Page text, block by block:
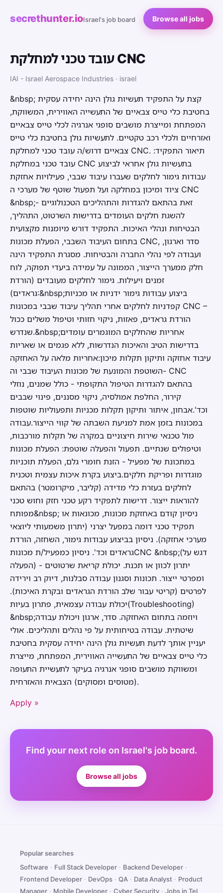
secrethunter.ioIsrael's job board Browse all jobs
עובד טכני למחלקת CNC
IAI - Israel Aerospace Industries · israel
&nbsp; קצת על התפקיד תעשיות גולן הינה יחידה עסקית
בחטיבת כלי טייס צבאיים של התעשייה האווירית, המשווקת,
המפתחת ומייצרת מושבים סופגי אנרגיה לכלי טייס צבאיים
ואזרחיים ולכלי רכב טקטיים. לתעשיות גולן בחטיבת כלי טייס
צבאיים דרוש/ה עובד טכני למחלקת CNC. תיאור התפקיד:
עובד טכני במחלקת CNC בתעשיות גולן אחראי לביצוע
עבודות גימור לחלקים שעברו עיבוד שבבי, פעילויות אחזקת
ציוד ומיכון במחלקה ועל תפעול שוטף של מערכי ה CNC
&nbsp;- זאת בהתאם להגדרות והתהליכים הטכנולוגיים
להשגת חלקים העומדים בדרישות השרטוט, התהליך,
הבטיחות ונהלי האיכות. התפקיד דורש מיומנות מקצועית
בתחום העיבוד השבבי, הפעלת מכונות CNC, סדר וארגון,
ועבודה לפי נהלי החברה והבטיחות. מסגרת התפקיד הינה
חלק ממערך הייצור, הממונה על עמידה ביעדי תפוקה, לוח
זמנים ויעילות. גימור לחלקים מעובדים (הורדת
גראדים):&nbsp;ביצוע עבודות גימור ידניות או מכניות
קפדניות לחלקים אחרי תהליך עיבוד שבבי במכונות CNC –
הורדת גראדים, פאזות, ניקוי חזותי וטיפול משלים ככול
שנדרש.&nbsp;אחריות שהחלקים המוגמרים עומדים
בדרישות הטיב והאיכות הנדרשות, ללא פגמים או שאריות
עיבוד אחזקה ותיקון תקלות מיכון:אחריות מלאה על האחזקה
השוטפת והמונעת של מכונות העיבוד שבבי וה- CNC
בהתאם להגדרות הטיפול התקופתי - כולל שמנים, נוזלי
קירור, החלפת אמולסיה, ניקוי מסננים, פינוי שבבים
וכד'.אבחון, איתור ותיקון תקלות מכניות ותפעוליות שוטפות
במכונות בזמן אמת למניעת השבתה של קווי הייצור.עבודה
מול טכנאי שירות חיצוניים במקרה של תקלות מורכבות,
וטיפולים שנתיים. תפעול והפעלה שוטפת: הפעלת מכונות
במתכונת של מפעיל - הזנת חומרי גלם, הפעלת תוכניות
מוגדרות ופריקת חלקים.ביצוע בקרת איכות עצמית וטכנית
לחלקים בעזרת כלי מדידה (קליבר, מיקרומטר) בהתאם
להוראות ייצור. דרישות לתפקיד רקע טכני חזק וחוש טכני
מפותח&nbsp; ניסיון קודם באחזקת מכונות, מכונאות או
תפקיד טכני דומה במפעל יצרני (יתרון משמעותי ליוצאי
מערכי אחזקה). ניסיון בביצוע עבודות גימור, השחזה, הורדת
גראדים וכד'. ניסיון כמפעיל/ת מכונותCNC &nbsp;(דגש על
הפעלה) - יתרון לכוון או תכנת. יכולת קריאת שרטוטים
ומפרטי ייצור. תכונות וסגנון עבודה סבלנות, דיוק רב וירידה
לפרטים (קריטי עבור שלב הורדת הגראדים ובקרת האיכות).
יכולת עבודה עצמאית, פתרון בעיות(Troubleshooting)
&nbsp;ויוזמה בתחום האחזקה. סדר, ארגון ויכולת עבודה
שיטתית. עבודה בטיחותית על פי נהלים ותהליכים. אולי
יעניין אותך לדעת תעשיות גולן הינה יחידה עסקית בחטיבת
כלי טייס צבאיים של התעשייה האווירית, המפתחת, מייצרת
ומשווקת מושבים סופגי אנרגיה בעיקר לתעשיית התעופה
(מטוסים ומסוקים) הצבאית והאזרחית.
Apply »
Find your next role on Israel's job board.
Browse all jobs
Popular searches
Software · Full Stack Developer · Backend Developer ·
Frontend Developer · DevOps · QA · Data Analyst · Product
Manager · Mobile Developer · Cyber Security · Jobs in Tel